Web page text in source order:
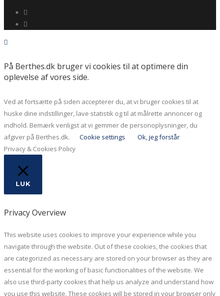
På Berthes.dk bruger vi cookies til at optimere din
oplevelse af vores side.
Ved at fortsætte på siden accepterer du, at vi bruger cookies til at
huske dine indstillinger, lave statistik og til at målrette annoncer og
indhold. Bemærk venligst at vi gemmer de personoplysninger, du
afgiver på Berthes.dk.
Cookie settings
Ok, jeg forstår
Privacy & Cookies Policy
LUK
Privacy Overview
This website uses cookies to improve your experience while you
navigate through the website. Out of these cookies, the cookies that
are categorized as necessary are stored on your browser as they are
essential for the working of basic functionalities of the website. We
also use third-party cookies that help us analyze and understand how
you use this website. These cookies will be stored in your browser only